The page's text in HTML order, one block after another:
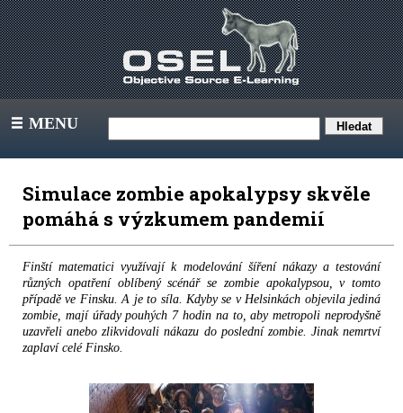
III MENU
Simulace zombie apokalypsy skvěle
pomáhá s výzkumem pandemií
Finští matematici využívají k modelování šíření nákazy a testování
různých opatření oblíbený scénář se zombie apokalypsou, v tomto
případě ve Finsku. A je to síla. Kdyby se v Helsinkách objevila jediná
zombie, mají úřady pouhých 7 hodin na to, aby metropoli neprodyšně
uzavřeli anebo zlikvidovali nákazu do poslední zombie. Jinak nemrtví
zaplaví celé Finsko.